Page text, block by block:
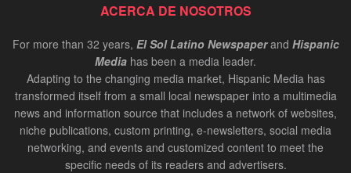
ACERCA DE NOSOTROS
For more than 32 years, El Sol Latino Newspaperand Hispanic
Media has been a media leader.
Adapting to the changing media market, Hispanic Media has
transformed itself from a small local newspaper into a multimedia
news and information source that includes a network of websites,
niche publications, custom printing, e-newsletters, social media
networking, and events and customized content to meet the
specific needs of its readers and advertisers.